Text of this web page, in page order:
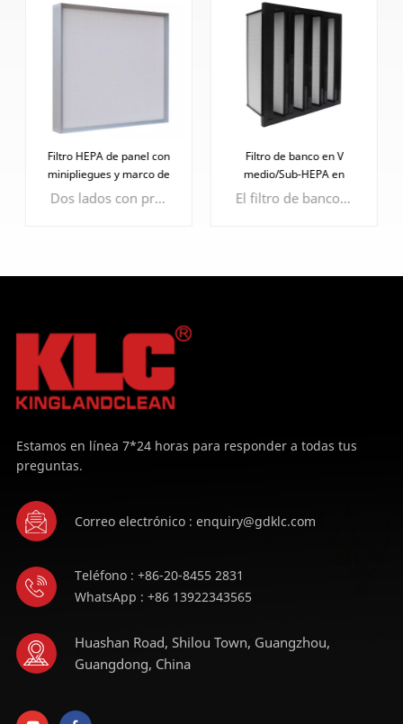
Filtro HEPA de panel con
minipliegues y marco de
borde afilado
Dos lados con protector facial de epoxi para proteger el medio filtrante.
MÁS
Filtro de banco en V
medio/Sub-HEPA en
marco de plásticoEl filtro de banco en V ofrece ventajas como mayor superficie, alta capacidad de retención de polvo, baja resistencia al flujo de aire y eficiencia personalizable.
Estamos en línea 7*24 horas para responder a todas tus
preguntas.
Correo electrónico : enquiry@gdklc.com
Teléfono : +86-20-8455 2831
WhatsApp : +86 13922343565
Huashan Road, Shilou Town, Guangzhou,
Guangdong, China